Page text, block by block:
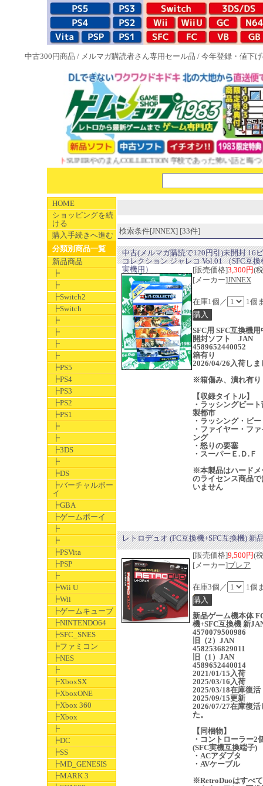
中古300円商品 / メルマガ購読者さん専用セール品 / 今年登録・値下
SUPERやのまんCOLLECTION 学校であった怖い話と晦󠄀つきこも
HOME
ショッピングを続
ける
購入手続きへ進む
分類別商品一覧
新品商品
┣
┣
┣Switch2
┣Switch
┣
┣
┣
┣
┣PS5
┣PS4
┣PS3
┣PS2
┣PS1
┣
┣
┣3DS
┣
┣DS
┣バーチャルボー
イ
┣GBA
┣ゲームボーイ
┣
┣
┣PSVita
┣PSP
┣
┣Wii U
┣Wii
┣ゲームキューブ
┣NINTENDO64
┣SFC_SNES
┣ファミコン
┣NES
┣
┣XboxSX
┣XboxONE
┣Xbox 360
┣Xbox
┣
┣DC
┣SS
┣MD_GENESIS
┣MARK 3
検索条件[JNNEX] [33件]
中古(メルマガ購読で120円引)未開封 16
コレクション ジャレコ Vol.01 （SFC互換
実機用）
[販売価格]3,300円(
[メーカー]JNNEX
在庫1個／ 1個
SFC用 SFC互換機用
開封ソフト JAN
4589652440052
箱有り
2026/04/26入荷しま
※箱傷み、潰れ有り
【収録タイトル】
・ラッシングビー
製都市
・ラッシング・ビ
・ファイヤー・フ
ング
・怒りの要塞
・スーパーＥ.Ｄ.Ｆ
※本製品はハードメ
のライセンス商品で
いません
レトロデュオ (FC互換機+SFC互換機) 新
[販売価格]9,500円(
[メーカー]ブレア
在庫3個／ 1個
新品ゲーム機本体
機+SFC互換機 新
4570079500986
旧（2）JAN
4582536829011
旧（1）JAN
4589652440014
2021/01/15入荷
2025/03/16入荷
2025/03/18在庫復活
2025/09/15更新
2026/07/27在庫復活
た。
【同梱物】
・コントローラー
(SFC実機互換端子)
・ACアダプタ
・AVケーブル
※RetroDuoはすべ